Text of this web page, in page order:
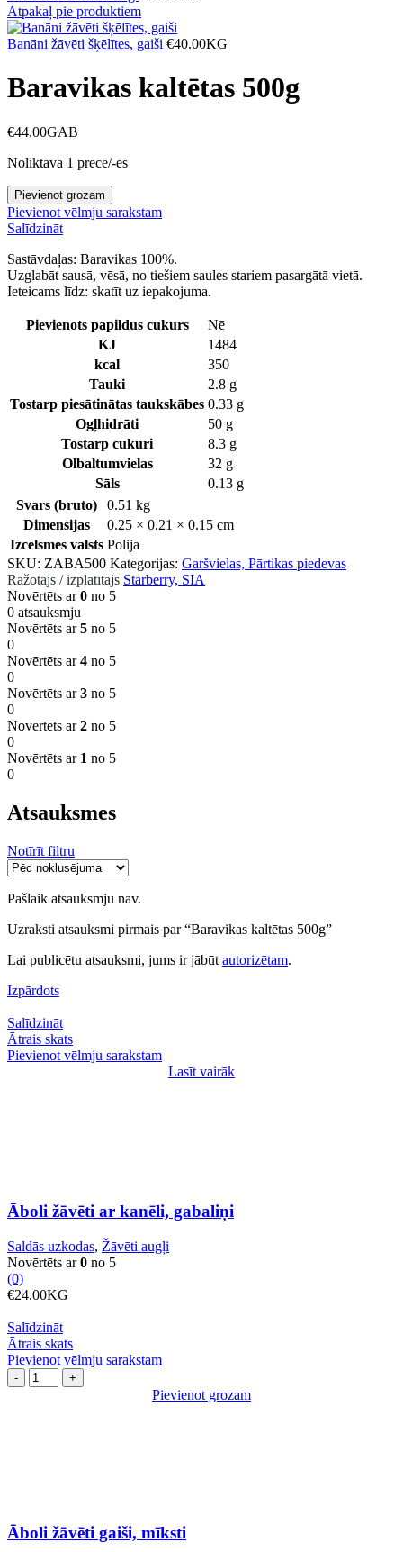
Atpakaļ pie produktiem
Banāni žāvēti šķēlītes, gaiši €40.00KG
Baravikas kaltētas 500g
€44.00GAB
Noliktavā 1 prece/-es
Baravikas
kaltētas
500g
Pievienot grozam
Pievienot vēlmju sarakstam
Salīdzināt
Sastāvdaļas: Baravikas 100%.
Uzglabāt sausā, vēsā, no tiešiem saules stariem pasargātā vietā.
Ieteicams līdz: skatīt uz iepakojuma.
Pievienots papildus cukurs
Nē
KJ
1484
kcal
350
Tauki
2.8 g
Tostarp piesātinātas taukskābes 0.33 g
Ogļhidrāti
50 g
Tostarp cukuri
8.3 g
Olbaltumvielas
32 g
Sāls
0.13 g
Svars (bruto)
0.51 kg
Dimensijas
0.25 × 0.21 × 0.15 cm
Izcelsmes valsts Polija
SKU: ZABA500 Kategorijas: Garšvielas, Pārtikas piedevas
Ražotājs / izplatītājs Starberry, SIA
Novērtēts ar0 no 5
0 atsauksmju
Novērtēts ar5 no 5
0
Novērtēts ar4 no 5
0
Novērtēts ar3 no 5
0
Novērtēts ar2 no 5
0
Novērtēts ar 1 no 5
0
Atsauksmes
Notīrīt filtru
Pašlaik atsauksmju nav.
Uzraksti atsauksmi pirmais par “Baravikas kaltētas 500g”
Lai publicētu atsauksmi, jums ir jābūt autorizētam.
Izpārdots
Salīdzināt
Ātrais skats
Pievienot vēlmju sarakstam
Lasīt vairāk
Āboli žāvēti ar kanēli, gabaliņi
Saldās uzkodas, Žāvēti augļi
Novērtēts ar0 no 5
(0)
€24.00KG
Salīdzināt
Ātrais skats
Pievienot vēlmju sarakstam
Āboli
žāvēti
Pievienot grozam
Āboli žāvēti gaiši, mīksti